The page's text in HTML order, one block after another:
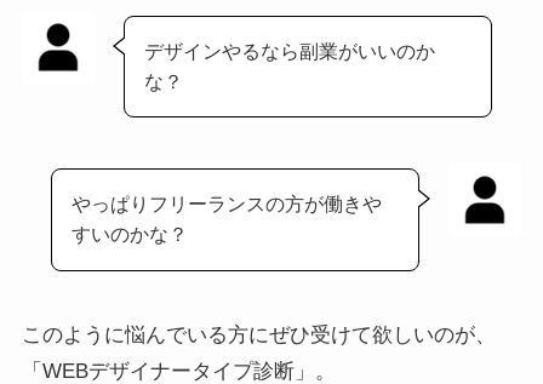
デザインやるなら副業がいいのか
な？
やっぱりフリーランスの方が働きや
すいのかな？
このように悩んでいる方にぜひ受けて欲しいのが、
「WEBデザイナータイプ診断」。